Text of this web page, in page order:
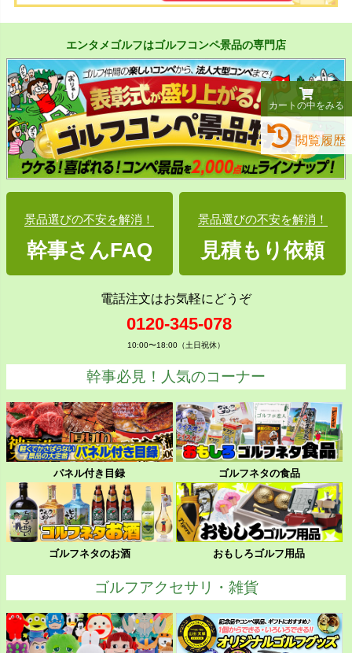
カートの中をみる
閲覧履歴
エンタメゴルフはゴルフコンペ景品の専門店
景品選びの不安を解消！
幹事さんFAQ
景品選びの不安を解消！
見積もり依頼
電話注文はお気軽にどうぞ
0120-345-078
10:00〜18:00（土日祝休）
幹事必見！人気のコーナー
パネル付き目録 ゴルフネタの食品
ゴルフネタのお酒 おもしろゴルフ用品
ゴルフアクセサリ・雑貨